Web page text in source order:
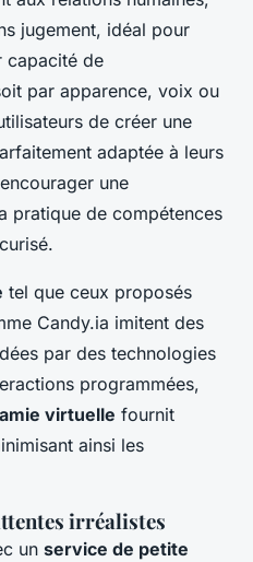
jugement, idéal pour
capacité de
par apparence, voix ou
de créer une
adaptée à leurs
une
pratique de compétences
tel que ceux proposés
Candy.ia imitent des
par des technologies
programmées,
virtuelle fournit
ainsi les
irréalistes
un service de petite